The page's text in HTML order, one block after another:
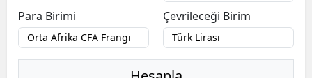
Para Birimi
Çevrileceği Birim